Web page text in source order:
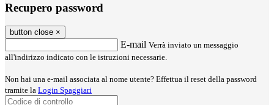
Recupero password
button close ×
E-mail Verrà inviato un messaggio
all'indirizzo indicato con le istruzioni necessarie.
Non hai una e-mail associata al nome utente? Effettua il reset della password
tramite la Login Spaggiari